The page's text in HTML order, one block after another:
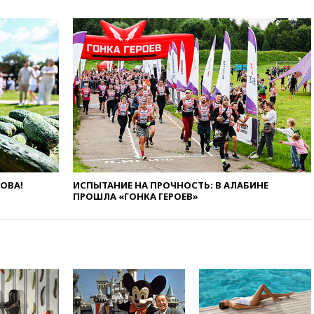
19:19Россиянка погибла во
Французских Альпах
19:00 Открытое горение на
складе в Брянске
ликвидировано
18:55Минобороны отчиталось
об ударах по двум украинским
сухогрузам в Черном море
18:47Школьники из РФ стали
абсолютными чемпионами на
олимпиаде по ИИ
результате удара ВСУ по
турецкий сухогруз у
побережья Новороссийска
18:18
Товарооборот Китая и
ИСПЫТАНИЕ НА ПРОЧНОСТЬ: В АЛАБИНЕ
ПРОШЛА «ГОНКА ГЕРОЕВ»